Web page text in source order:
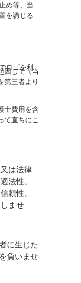
め等、当
を講じる
ロゴを利
因して（当
第三者より
士費用を含
て直ちにこ
は法律
法性、
頼性、
ませ
に生じた
負いませ